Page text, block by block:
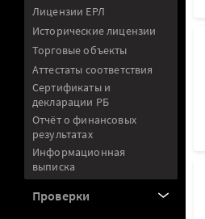
Лицензии ЕРЛ
Исторические лицензии
Торговые объекты
Аттестаты соответствия
Сертификаты и
декларации РБ
Отчёт о финансовых
результатах
Информационная
выписка
Проверки